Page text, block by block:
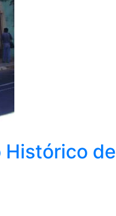
Histórico de